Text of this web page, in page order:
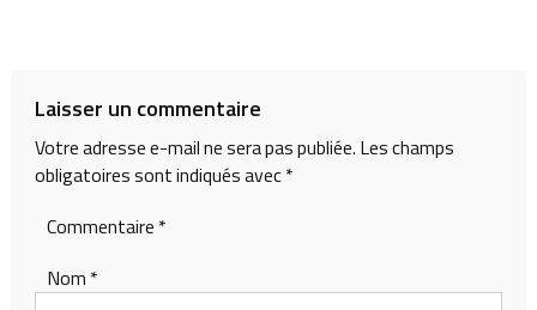
Laisser un commentaire
Votre adresse e-mail ne sera pas publiée. Les champs
obligatoires sont indiqués avec*
Commentaire *
Nom *